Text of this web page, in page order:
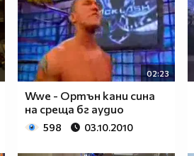
02:23
Wwe - Ортън кани сина
на среща бг аудио
598 03.10.2010